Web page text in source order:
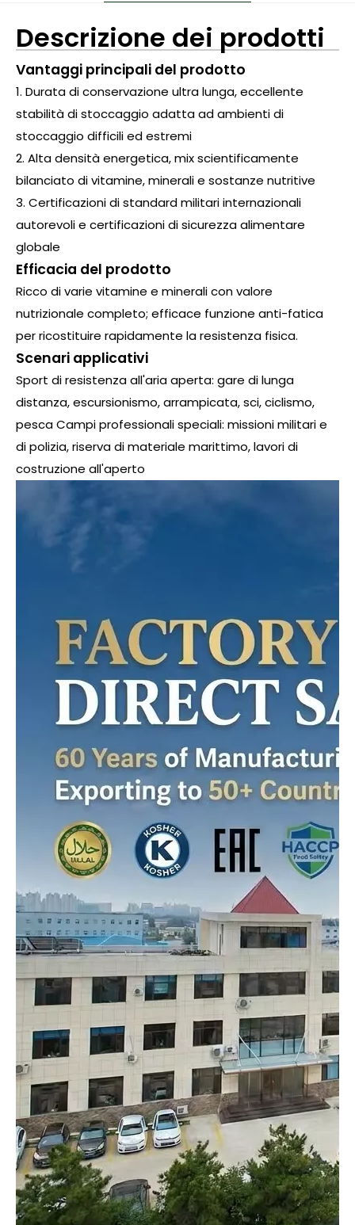
Descrizione dei prodotti
Vantaggi principali del prodotto
1. Durata di conservazione ultra lunga, eccellente
stabilità di stoccaggio adatta ad ambienti di
stoccaggio difficili ed estremi
2. Alta densità energetica, mix scientificamente
bilanciato di vitamine, minerali e sostanze nutritive
3. Certificazioni di standard militari internazionali
autorevoli e certificazioni di sicurezza alimentare
globale
Efficacia del prodotto
Ricco di varie vitamine e minerali con valore
nutrizionale completo; efficace funzione anti-fatica
per ricostituire rapidamente la resistenza fisica.
Scenari applicativi
Sport di resistenza all'aria aperta: gare di lunga
distanza, escursionismo, arrampicata, sci, ciclismo,
pesca Campi professionali speciali: missioni militari e
di polizia, riserva di materiale marittimo, lavori di
costruzione all'aperto